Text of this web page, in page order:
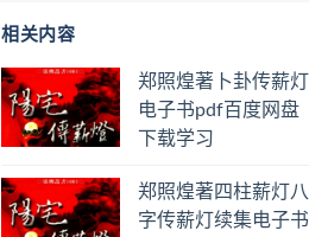
相关内容
郑照煌著卜卦传薪灯
电子书pdf百度网盘
下载学习
郑照煌著四柱薪灯八
字传薪灯续集电子书